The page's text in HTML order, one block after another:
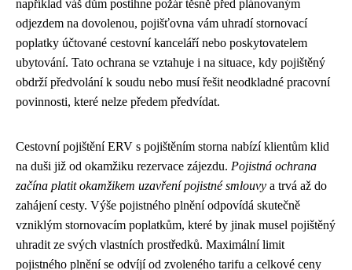
například váš dům postihne požár těsně před plánovaným
odjezdem na dovolenou, pojišťovna vám uhradí stornovací
poplatky účtované cestovní kanceláří nebo poskytovatelem
ubytování. Tato ochrana se vztahuje i na situace, kdy pojištěný
obdrží předvolání k soudu nebo musí řešit neodkladné pracovní
povinnosti, které nelze předem předvídat.
Cestovní pojištění ERV s pojištěním storna nabízí klientům klid
na duši již od okamžiku rezervace zájezdu. Pojistná ochrana
začína platit okamžikem uzavření pojistné smlouvy a trvá až do
zahájení cesty. Výše pojistného plnění odpovídá skutečně
vzniklým stornovacím poplatkům, které by jinak musel pojištěný
uhradit ze svých vlastních prostředků. Maximální limit
pojistného plnění se odvíjí od zvoleného tarifu a celkové ceny